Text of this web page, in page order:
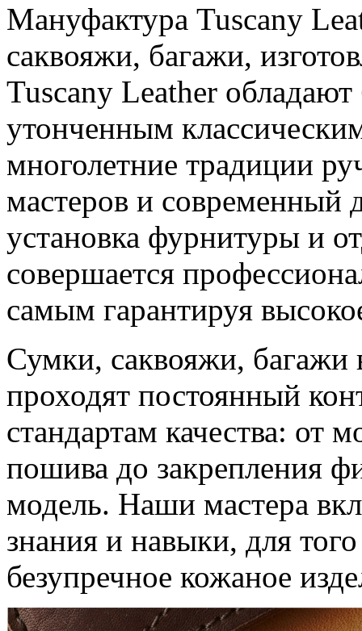
Мануфактура Tuscany
саквояжи, багажи,
Tuscany Leather
утонченным
многолетние традиции
мастеров и
установка фурнитуры и
совершается
самым гарантируя
Сумки, саквояжи, багажи
проходят постоянный
стандартам качества: от
пошива до закрепления
модель. Наши мастера
знания и навыки, для
безупречное кожаное